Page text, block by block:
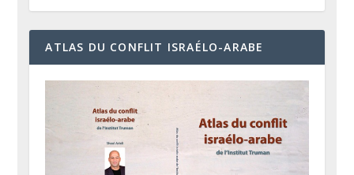
ATLAS DU CONFLIT ISRAÉLO-ARABE